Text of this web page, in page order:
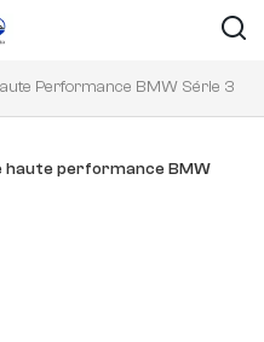
Performance BMW Série 3
performance BMW